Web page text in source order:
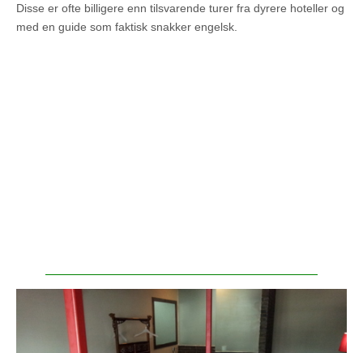
Disse er ofte billigere enn tilsvarende turer fra dyrere hoteller og
med en guide som faktisk snakker engelsk.